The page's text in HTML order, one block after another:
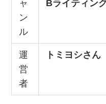
ャ
ン
ル
Bライティン
運
営
者
トミヨシさん